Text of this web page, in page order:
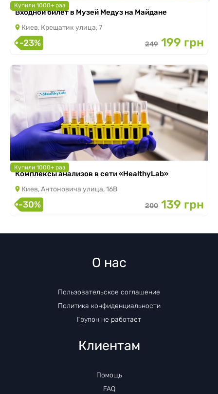
Купили 1000+ раз
Входной билет в Музей Медуз на Майдане
Киев, Крещатик улица, 7
-23% 249 199 грн
Купили 1000+ раз
Комплексы анализов в сети «HealthyLab»
Киев, Антоновича улица, 16В
-30% 200 139 грн
О нас
Пользовательское соглашение
Политика конфиденциальности
Групон не работает
Клиентам
Помощь
FAQ